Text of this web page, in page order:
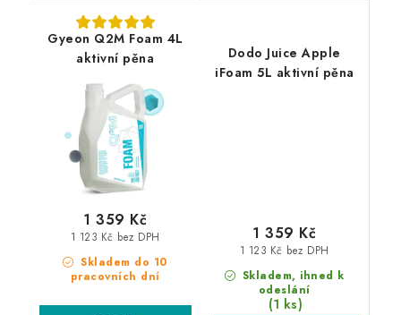
Gyeon Q2M Foam 4L
aktivní pěna
Skladem do 10
pracovních dní
1 123 Kč bez DPH
1 359 Kč
Dodo Juice Apple
iFoam 5L aktivní pěna
Skladem, ihned k
odeslání
(1 ks)
1 123 Kč bez DPH
1 359 Kč